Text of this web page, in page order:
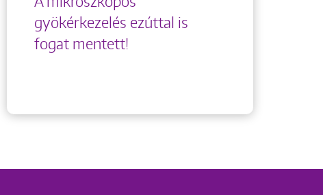
gyökérkezelés ezúttal is
fogat mentett!